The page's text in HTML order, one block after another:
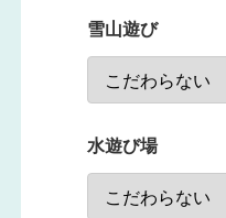
雪山遊び
水遊び場